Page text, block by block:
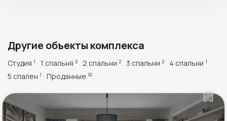
Другие объекты комплекса
Студия 1 1 спальня 2 2 спальни 2 3 спальни 2 4 спальни 1
5 спален 1 Проданные 10